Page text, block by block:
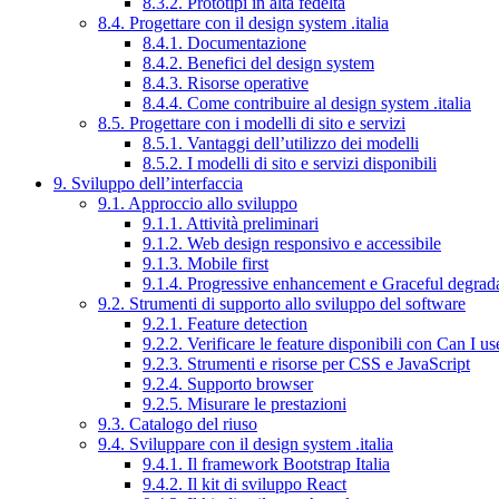
8.4. Progettare con il design system .italia
8.4.1. Documentazione
8.4.2. Benefici del design system
8.4.3. Risorse operative
8.4.4. Come contribuire al design system .italia
8.5. Progettare con i modelli di sito e servizi
8.5.1. Vantaggi dell’utilizzo dei modelli
8.5.2. I modelli di sito e servizi disponibili
9. Sviluppo dell’interfaccia
9.1. Approccio allo sviluppo
9.1.1. Attività preliminari
9.1.2. Web design responsivo e accessibile
9.1.3. Mobile first
9.1.4. Progressive enhancement e Graceful
9.2. Strumenti di supporto allo sviluppo del software
9.2.1. Feature detection
9.2.2. Verificare le feature disponibili con Can I
9.2.3. Strumenti e risorse per CSS e JavaScript
9.2.4. Supporto browser
9.2.5. Misurare le prestazioni
9.3. Catalogo del riuso
9.4. Sviluppare con il design system .italia
9.4.1. Il framework Bootstrap Italia
9.4.2. Il kit di sviluppo React